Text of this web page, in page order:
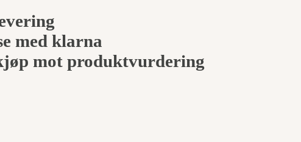
med klarna
mot produktvurdering